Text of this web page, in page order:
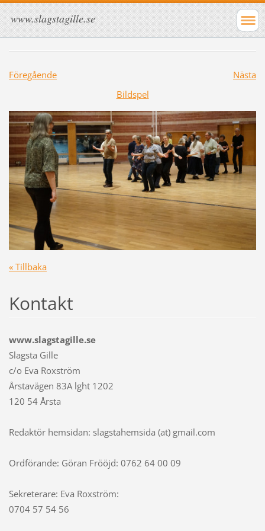
www.slagstagille.se
Föregående
Nästa
Bildspel
« Tillbaka
Kontakt
www.slagstagille.se
Slagsta Gille
c/o Eva Roxström
Årstavägen 83A lght 1202
120 54 Årsta
Redaktör hemsidan: slagstahemsida (at) gmail.com
Ordförande: Göran Frööjd: 0762 64 00 09
Sekreterare: Eva Roxström:
0704 57 54 56